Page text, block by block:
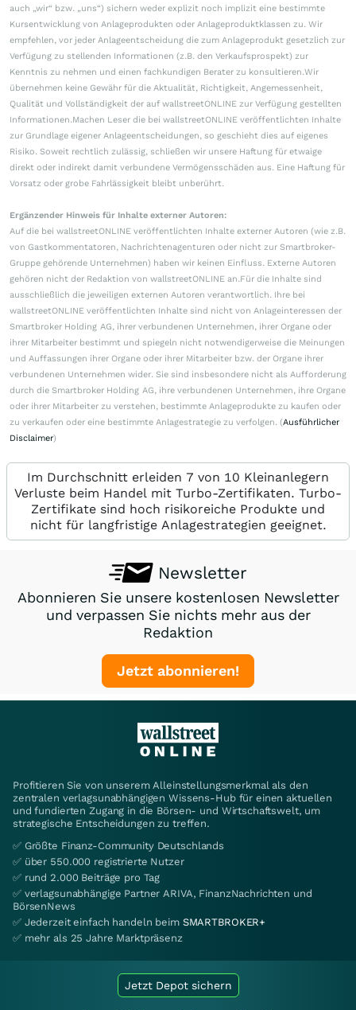
auch „wir“ bzw. „uns“) sichern weder explizit noch implizit eine bestimmte
Kursentwicklung von Anlageprodukten oder Anlageproduktklassen zu. Wir
empfehlen, vor jeder Anlageentscheidung die zum Anlageprodukt gesetzlich zur
Verfügung zu stellenden Informationen (z.B. den Verkaufsprospekt) zur
Kenntnis zu nehmen und einen fachkundigen Berater zu konsultieren.Wir
übernehmen keine Gewähr für die Aktualität, Richtigkeit, Angemessenheit,
Qualität und Vollständigkeit der auf wallstreetONLINE zur Verfügung gestellten
Informationen.Machen Leser die bei wallstreetONLINE veröffentlichten Inhalte
zur Grundlage eigener Anlageentscheidungen, so geschieht dies auf eigenes
Risiko. Soweit rechtlich zulässig, schließen wir unsere Haftung für etwaige
direkt oder indirekt damit verbundene Vermögensschäden aus. Eine Haftung für
Vorsatz oder grobe Fahrlässigkeit bleibt unberührt.
Ergänzender Hinweis für Inhalte externer Autoren:
Auf die bei wallstreetONLINE veröffentlichten Inhalte externer Autoren (wie z.B.
von Gastkommentatoren, Nachrichtenagenturen oder nicht zur Smartbroker-
Gruppe gehörende Unternehmen) haben wir keinen Einfluss. Externe Autoren
gehören nicht der Redaktion von wallstreetONLINE an.Für die Inhalte sind
ausschließlich die jeweiligen externen Autoren verantwortlich. Ihre bei
wallstreetONLINE veröffentlichten Inhalte sind nicht von Anlageinteressen der
Smartbroker Holding AG, ihrer verbundenen Unternehmen, ihrer Organe oder
ihrer Mitarbeiter bestimmt und spiegeln nicht notwendigerweise die Meinungen
und Auffassungen ihrer Organe oder ihrer Mitarbeiter bzw. der Organe ihrer
verbundenen Unternehmen wider. Sie sind insbesondere nicht als Aufforderung
durch die Smartbroker Holding AG, ihre verbundenen Unternehmen, ihre Organe
oder ihrer Mitarbeiter zu verstehen, bestimmte Anlageprodukte zu kaufen oder
zu verkaufen oder eine bestimmte Anlagestrategie zu verfolgen. (Ausführlicher
Disclaimer)
Im Durchschnitt erleiden 7 von 10 Kleinanlegern
Verluste beim Handel mit Turbo-Zertifikaten. Turbo-
Zertifikate sind hoch risikoreiche Produkte und
nicht für langfristige Anlagestrategien geeignet.
Newsletter
Abonnieren Sie unsere kostenlosen Newsletter
und verpassen Sie nichts mehr aus der
Redaktion
Jetzt abonnieren!
Profitieren Sie von unserem Alleinstellungsmerkmal als den
zentralen verlagsunabhängigen Wissens-Hub für einen aktuellen
und fundierten Zugang in die Börsen- und Wirtschaftswelt, um
strategische Entscheidungen zu treffen.
✅ Größte Finanz-Community Deutschlands
✅ über 550.000 registrierte Nutzer
✅ rund 2.000 Beiträge pro Tag
✅ verlagsunabhängige Partner ARIVA, FinanzNachrichten und
BörsenNews
✅ Jederzeit einfach handeln beim SMARTBROKER+
✅ mehr als 25 Jahre Marktpräsenz
Jetzt Depot sichern